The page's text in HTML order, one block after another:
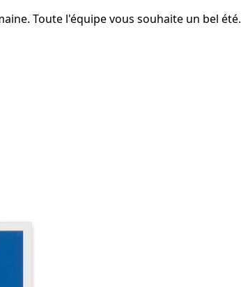
Toute l'équipe vous souhaite un bel été.